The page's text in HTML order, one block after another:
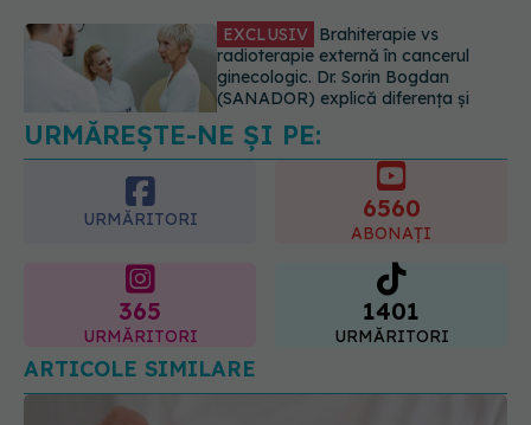
Ashwagandha: 4 efecte adverse
potențial grave
07.08.2026, 11:03
URMĂREȘTE-NE ȘI PE:
URMĂRITORI 6560
ABONAȚI
365
URMĂRITORI
1401
URMĂRITORI
ARTICOLE SIMILARE